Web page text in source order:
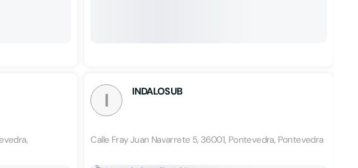
I INDALOSUB
Calle Fray Juan Navarrete 5, 36001, Pontevedra, Pontevedra